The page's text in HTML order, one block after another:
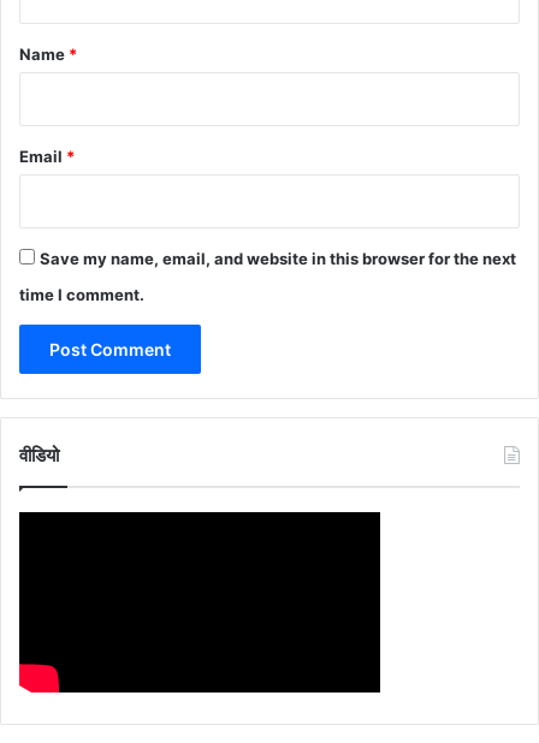
*
Name *
Email *
Save my name, email, and website in this browser for the next
time I comment.
वीडियो